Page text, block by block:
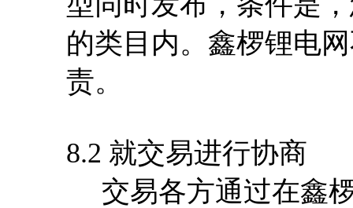
的类目内。鑫椤锂电
责。
8.2 就交易进行协商
交易各方通过在鑫